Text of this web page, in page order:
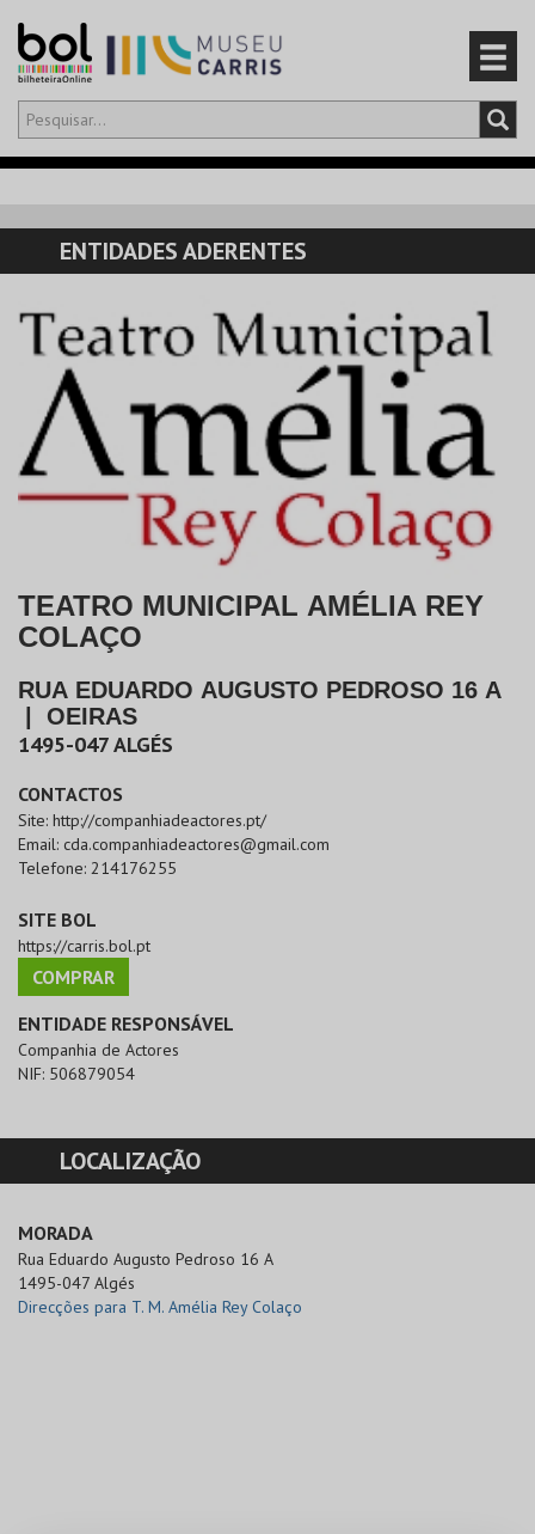
Olá,iniciar sessão
CARRINHO
EVENTOS
CARTÕES
PRODUTOS
ENTIDADES ADERENTES
TEATRO MUNICIPAL AMÉLIA REY
COLAÇO
RUA EDUARDO AUGUSTO PEDROSO 16 A
OEIRAS
1495-047ALGÉS
CONTACTOS
Site: http://companhiadeactores.pt/
Email: cda.companhiadeactores@gmail.com
Telefone: 214176255
SITE BOL
https://carris.bol.pt
COMPRAR
ENTIDADE RESPONSÁVEL
Companhia de Actores
NIF: 506879054
LOCALIZAÇÃO
MORADA
Rua Eduardo Augusto Pedroso 16 A
1495-047 Algés
Direcções para T. M. Amélia Rey Colaço